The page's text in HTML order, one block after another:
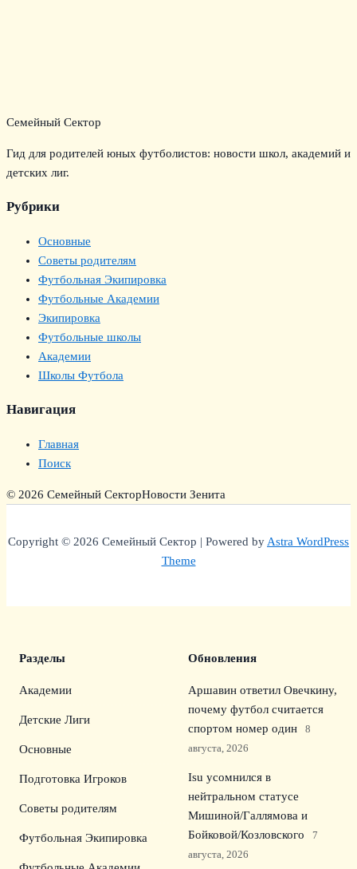
Семейный Сектор
Гид для родителей юных футболистов: новости школ, академий и
детских лиг.
Рубрики
Основные
Советы родителям
Футбольная Экипировка
Футбольные Академии
Экипировка
Футбольные школы
Академии
Школы Футбола
Навигация
Главная
Поиск
© 2026 Семейный СекторНовости Зенита
Copyright © 2026 Семейный Сектор | Powered byAstra WordPress
Theme
Разделы
Академии
Детские Лиги
Основные
Подготовка Игроков
Советы родителям
Футбольная Экипировка
Обновления
Аршавин ответил Овечкину,
почему футбол считается
спортом номер один
8
августа, 2026
Isu усомнился в
нейтральном статусе
Мишиной/Галлямова и
Бойковой/Козловского
7
августа, 2026